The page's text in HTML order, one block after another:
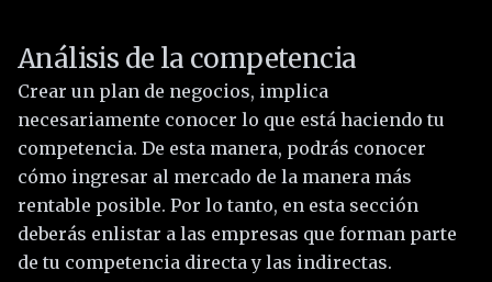
Análisis de la competencia
Crear un plan de negocios, implica
necesariamente conocer lo que está haciendo tu
competencia. De esta manera, podrás conocer
cómo ingresar al mercado de la manera más
rentable posible. Por lo tanto, en esta sección
deberás enlistar a las empresas que forman parte
de tu competencia directa y las indirectas.